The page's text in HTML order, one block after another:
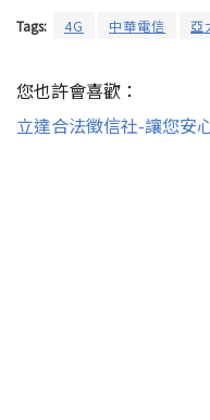
Tags: 4G 中華電信 亞
您也許會喜歡：
立達合法徵信社-讓您安